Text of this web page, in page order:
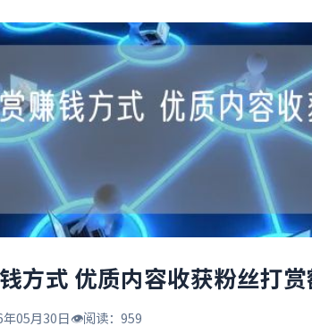
方式 优质内容收获粉丝打
05月30日👁️阅读：959